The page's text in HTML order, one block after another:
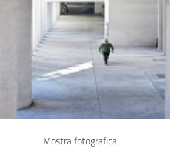
Mostra fotografica